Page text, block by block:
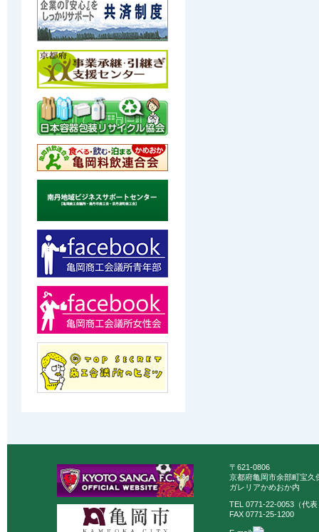
〒621-0806
京都府亀岡市余部町宝久
ガレリアかめおか内
TEL 0771-22-0053（代表
FAX 0771-25-1200